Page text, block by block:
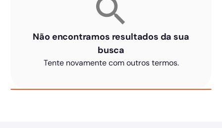
Não encontramos resultados da sua
busca
Tente novamente com outros termos.